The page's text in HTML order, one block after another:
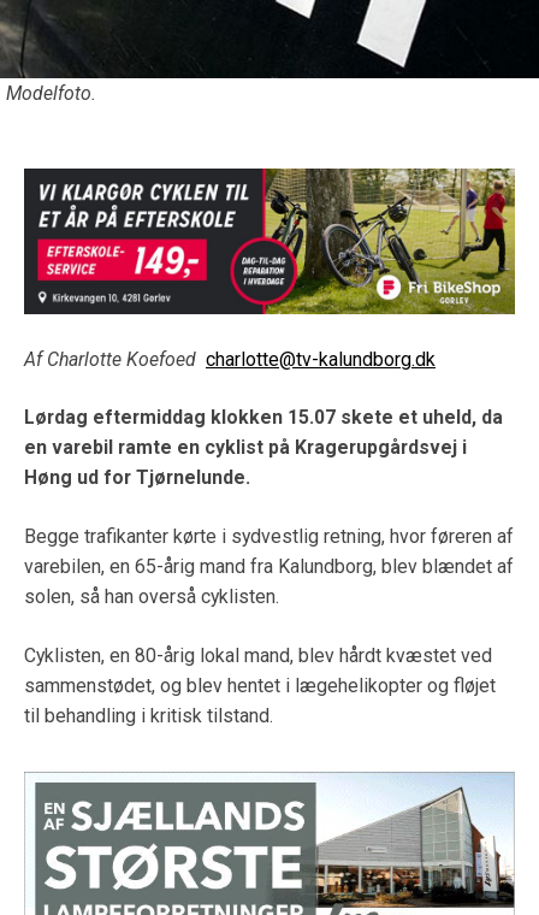
Modelfoto.
Af Charlotte Koefoed charlotte@tv-kalundborg.dk
Lørdag eftermiddag klokken 15.07 skete et uheld, da
en varebil ramte en cyklist på Kragerupgårdsvej i
Høng ud for Tjørnelunde.
Begge trafikanter kørte i sydvestlig retning, hvor føreren af
varebilen, en 65-årig mand fra Kalundborg, blev blændet af
solen, så han overså cyklisten.
Cyklisten, en 80-årig lokal mand, blev hårdt kvæstet ved
sammenstødet, og blev hentet i lægehelikopter og fløjet
til behandling i kritisk tilstand.